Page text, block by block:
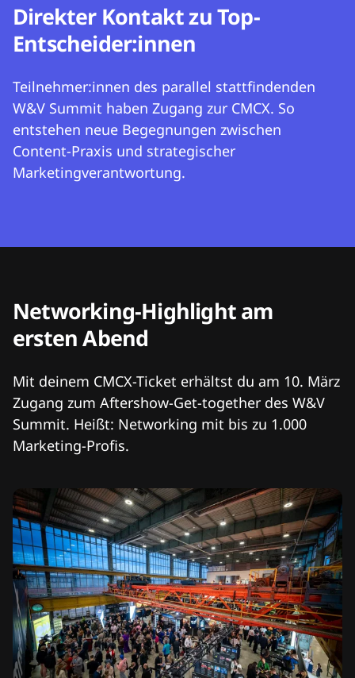
Direkter Kontakt zu Top-
Entscheider:innen
Teilnehmer:innen des parallel stattfindenden
W&V Summit haben Zugang zur CMCX. So
entstehen neue Begegnungen zwischen
Content-Praxis und strategischer
Marketingverantwortung.
Networking-Highlight am
ersten Abend
Mit deinem CMCX-Ticket erhältst du am 10. März
Zugang zum Aftershow-Get-together des W&V
Summit. Heißt: Networking mit bis zu 1.000
Marketing-Profis.